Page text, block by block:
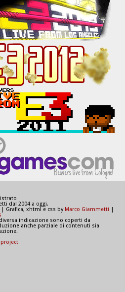
dal 2004 a oggi.
| Grafica, xhtml e css byMarco Giammetti
indicazione sono coperti da
anche parziale di contenuti sia